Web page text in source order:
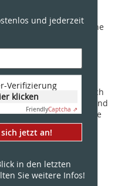
die erkennen, welche
Unternehmen damit
bieten, nach
den Titel „Fachplaner und
zu erwerben. Eine gute
zu belegen.
und jederzeit
Verifizierung
klicken
FriendlyCaptcha ⇗
jetzt an!
in den letzten
Sie weitere Infos!